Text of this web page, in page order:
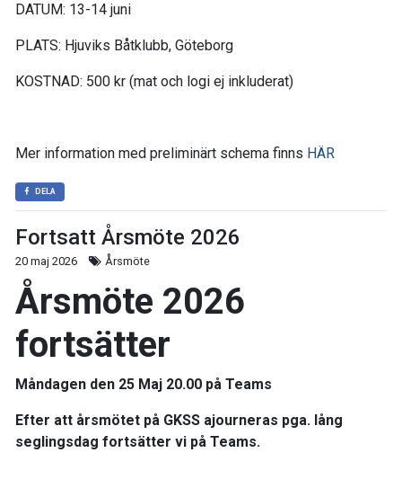
DATUM: 13-14 juni
PLATS: Hjuviks Båtklubb, Göteborg
KOSTNAD: 500 kr (mat och logi ej inkluderat)
Mer information med preliminärt schema finns HÄR
DELA
Fortsatt Årsmöte 2026
20 maj 2026 Årsmöte
Årsmöte 2026
fortsätter
Måndagen den 25 Maj 20.00 på Teams
Efter att årsmötet på GKSS ajourneras pga. lång
seglingsdag fortsätter vi på Teams.